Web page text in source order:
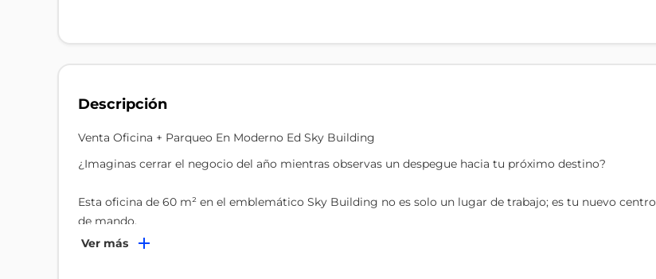
Descripción
Venta Oficina + Parqueo En Moderno Ed Sky Building
¿Imaginas cerrar el negocio del año mientras observas un despegue hacia tu próximo destino?
Esta oficina de 60 m² en el emblemático Sky Building no es solo un lugar de trabajo; es tu nuevo centro
de mando.
Ver más